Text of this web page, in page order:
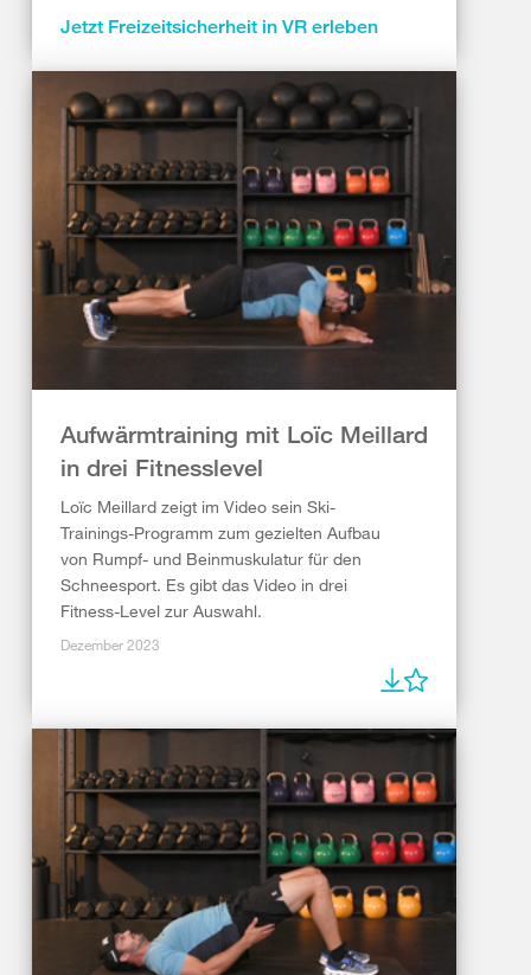
Jetzt Freizeitsicherheit in VR erleben
Aufwärmtraining mit Loïc Meillard
in drei Fitnesslevel
Loïc Meillard zeigt im Video sein Ski-
Trainings-Programm zum gezielten Aufbau
von Rumpf- und Beinmuskulatur für den
Schneesport. Es gibt das Video in drei
Fitness-Level zur Auswahl.
Dezember 2023